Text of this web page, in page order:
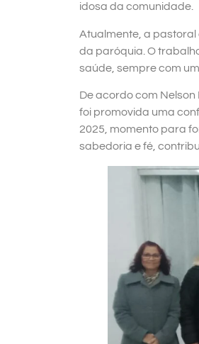
idosa da comunidade.
Atualmente, a
da paróquia. O
saúde, sempre com
De acordo com
foi promovida uma
2025, momento para
sabedoria e fé,